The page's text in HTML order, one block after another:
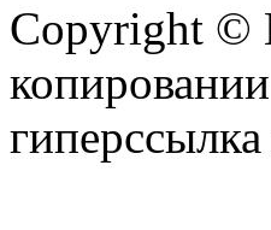
Copyright ©
гиперссылка